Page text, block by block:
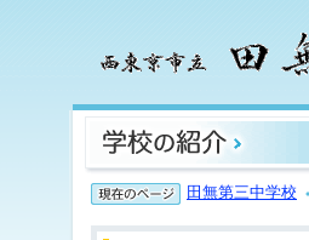
田無第三中学校